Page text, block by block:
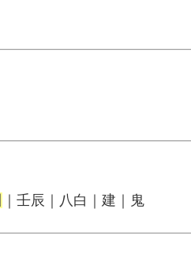
｜壬辰｜八白｜建｜鬼